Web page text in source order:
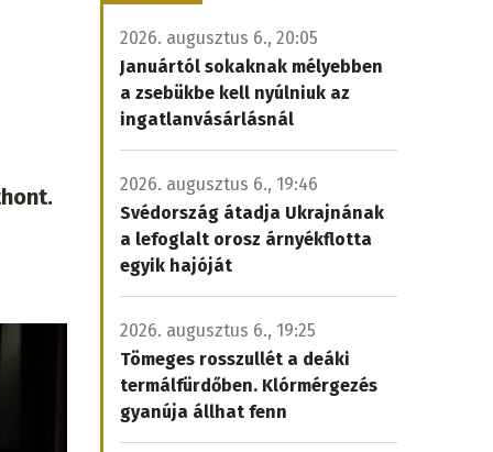
2026. augusztus 6., 20:05
Januártól sokaknak mélyebben
a zsebükbe kell nyúlniuk az
ingatlanvásárlásnál
2026. augusztus 6., 19:46
Svédország átadja Ukrajnának
a lefoglalt orosz árnyékflotta
egyik hajóját
2026. augusztus 6., 19:25
Tömeges rosszullét a deáki
termálfürdőben. Klórmérgezés
gyanúja állhat fenn